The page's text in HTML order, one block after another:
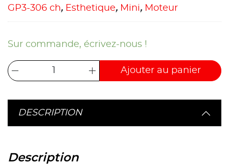
GP3-306 ch, Esthetique, Mini, Moteur
Sur commande, écrivez-nous !
Ajouter au panier
DESCRIPTION
Description